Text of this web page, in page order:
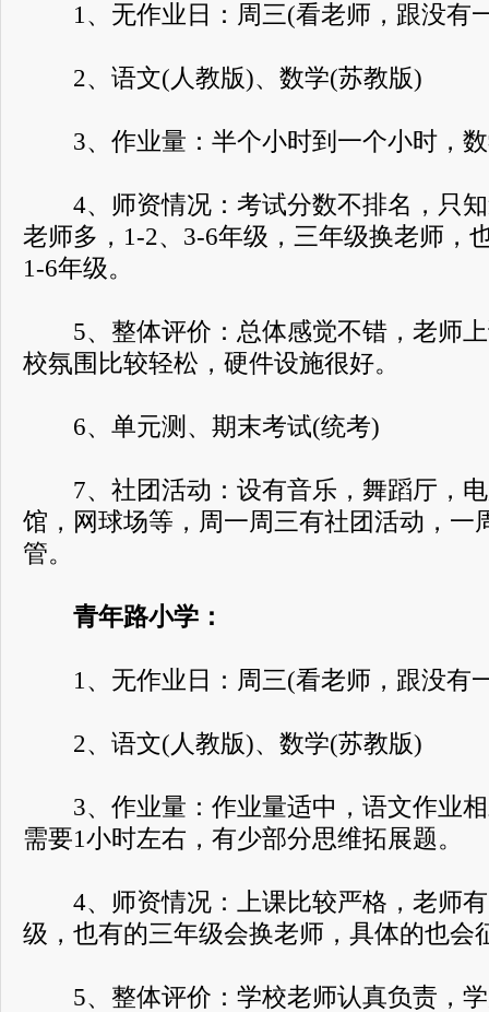
1、无作业日：周三(看老师，跟没有
2、语文(人教版)、数学(苏教版)
3、作业量：半个小时到一个小时，数
4、师资情况：考试分数不排名，只知
老师多，1-2、3-6年级，三年级换老师，
1-6年级。
5、整体评价：总体感觉不错，老师上
校氛围比较轻松，硬件设施很好。
6、单元测、期末考试(统考)
7、社团活动：设有音乐，舞蹈厅，电
馆，网球场等，周一周三有社团活动，一
管。
青年路小学：
1、无作业日：周三(看老师，跟没有
2、语文(人教版)、数学(苏教版)
3、作业量：作业量适中，语文作业相
需要1小时左右，有少部分思维拓展题。
4、师资情况：上课比较严格，老师有
级，也有的三年级会换老师，具体的也会
5、整体评价：学校老师认真负责，学